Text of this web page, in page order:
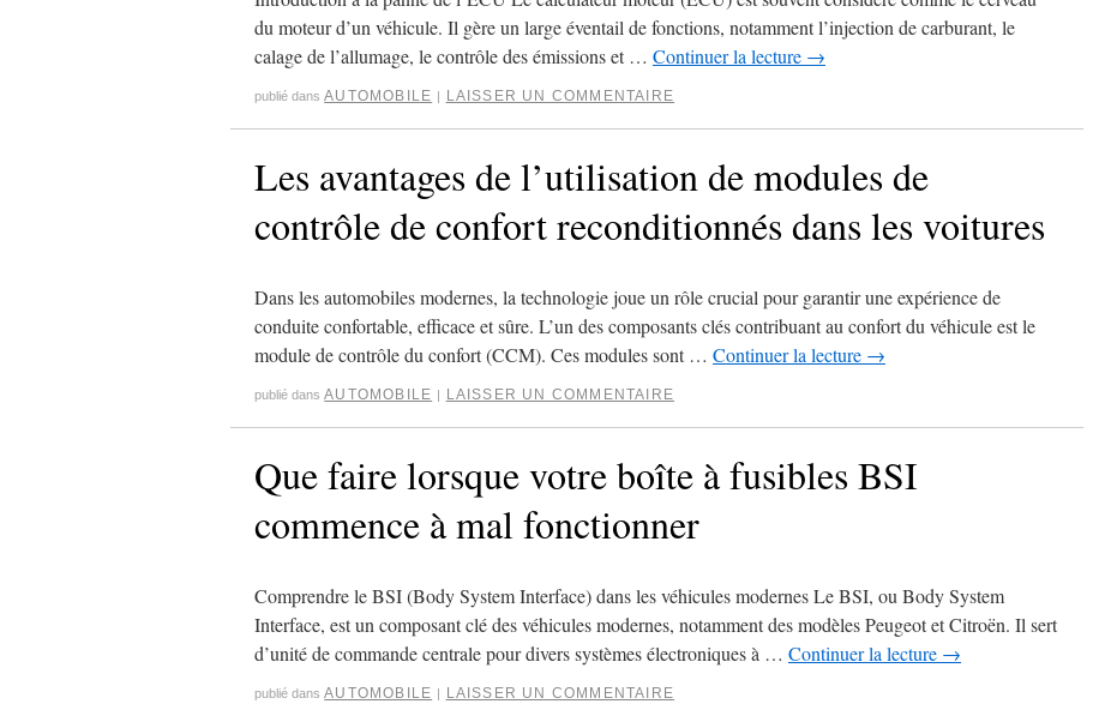
du moteur d’un véhicule. Il gère un large éventail de fonctions, notamment l’injection de carburant, le
calage de l’allumage, le contrôle des émissions et … Continuer la lecture →
publié dans AUTOMOBILE | LAISSER UN COMMENTAIRE
Les avantages de l’utilisation de modules de
contrôle de confort reconditionnés dans les voitures
Dans les automobiles modernes, la technologie joue un rôle crucial pour garantir une expérience de
conduite confortable, efficace et sûre. L’un des composants clés contribuant au confort du véhicule est le
module de contrôle du confort (CCM). Ces modules sont … Continuer la lecture →
publié dans AUTOMOBILE | LAISSER UN COMMENTAIRE
Que faire lorsque votre boîte à fusibles BSI
commence à mal fonctionner
Comprendre le BSI (Body System Interface) dans les véhicules modernes Le BSI, ou Body System
Interface, est un composant clé des véhicules modernes, notamment des modèles Peugeot et Citroën. Il sert
d’unité de commande centrale pour divers systèmes électroniques à … Continuer la lecture →
publié dans AUTOMOBILE | LAISSER UN COMMENTAIRE